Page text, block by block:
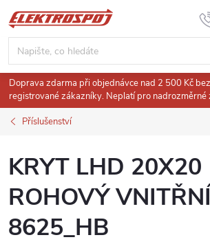
Přejít
na
obsah
Doprava zdarma při objednávce nad 2 500 Kč
registrované zákazníky. Neplatí pro nadrozměrné
Příslušenství
KRYT LHD 20X20
ROHOVÝ VNITŘNÍ
8625_HB